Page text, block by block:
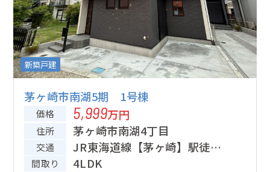
新築戸建
茅ヶ崎市南湖5期 1号棟
価格 5,999万円
住所 茅ヶ崎市南湖4丁目
交通
JR東海道線【茅ヶ崎】駅徒歩
18分
間取り 4LDK